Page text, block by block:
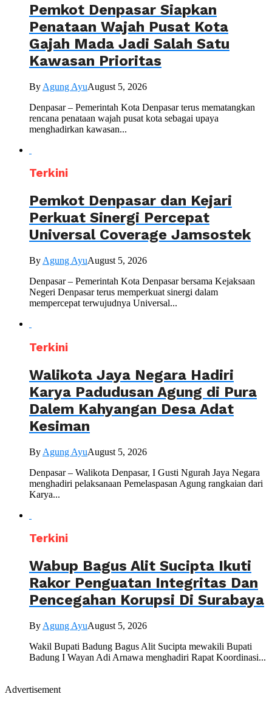
Pemkot Denpasar Siapkan
Penataan Wajah Pusat Kota
Gajah Mada Jadi Salah Satu
Kawasan Prioritas
By Agung AyuAugust 5, 2026
Denpasar – Pemerintah Kota Denpasar terus mematangkan
rencana penataan wajah pusat kota sebagai upaya
menghadirkan kawasan...
Terkini
Pemkot Denpasar dan Kejari
Perkuat Sinergi Percepat
Universal Coverage Jamsostek
By Agung AyuAugust 5, 2026
Denpasar – Pemerintah Kota Denpasar bersama Kejaksaan
Negeri Denpasar terus memperkuat sinergi dalam
mempercepat terwujudnya Universal...
Terkini
Walikota Jaya Negara Hadiri
Karya Padudusan Agung di Pura
Dalem Kahyangan Desa Adat
Kesiman
By Agung AyuAugust 5, 2026
Denpasar – Walikota Denpasar, I Gusti Ngurah Jaya Negara
menghadiri pelaksanaan Pemelaspasan Agung rangkaian dari
Karya...
Terkini
Wabup Bagus Alit Sucipta Ikuti
Rakor Penguatan Integritas Dan
Pencegahan Korupsi Di Surabaya
By Agung AyuAugust 5, 2026
Wakil Bupati Badung Bagus Alit Sucipta mewakili Bupati
Badung I Wayan Adi Arnawa menghadiri Rapat Koordinasi...
Advertisement